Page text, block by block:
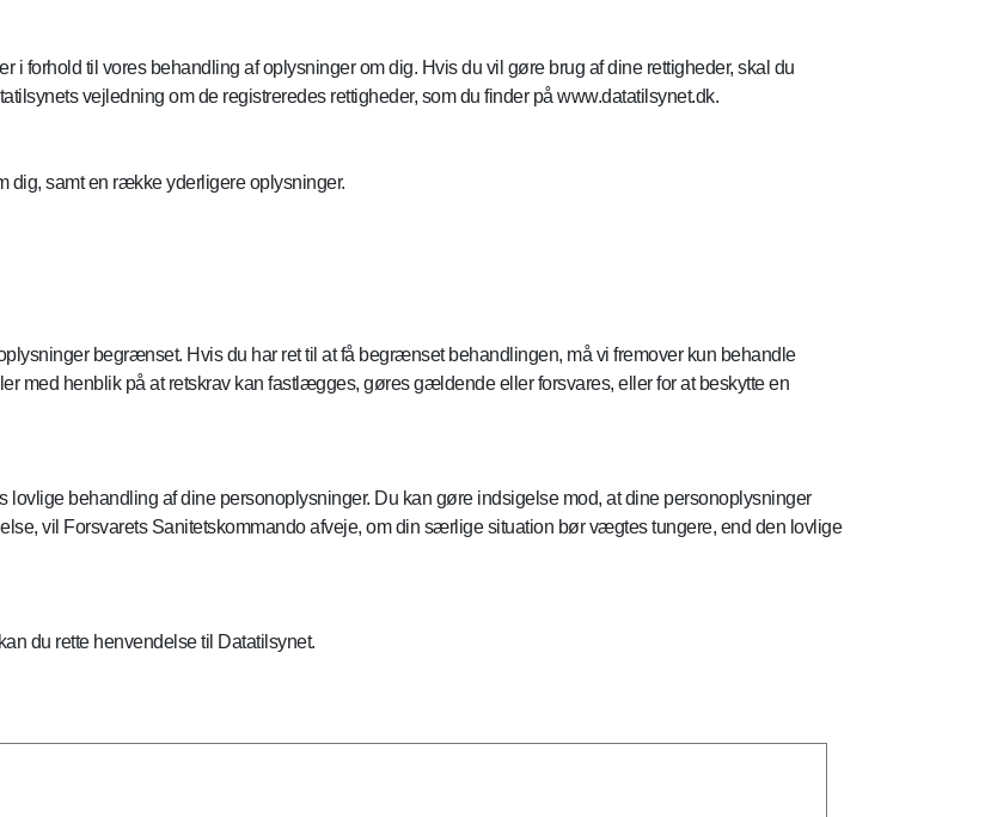
i forhold til vores behandling af oplysninger om dig. Hvis du vil gøre brug af dine rettigheder, skal du
vejledning om de registreredes rettigheder, som du finder på www.datatilsynet.dk.
dig, samt en række yderligere oplysninger.
begrænset. Hvis du har ret til at få begrænset behandlingen, må vi fremover kun behandle
med henblik på at retskrav kan fastlægges, gøres gældende eller forsvares, eller for at beskytte en
behandling af dine personoplysninger. Du kan gøre indsigelse mod, at dine personoplysninger
vil Forsvarets Sanitetskommando afveje, om din særlige situation bør vægtes tungere, end den lovlige
du rette henvendelse til Datatilsynet.